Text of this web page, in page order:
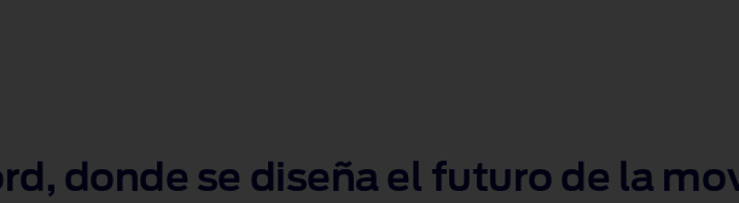
donde se diseña el futuro de la